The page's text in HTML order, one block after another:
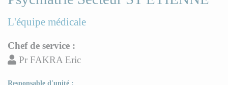
L'équipe médicale
Chef de service :
Pr FAKRA Eric
Responsable d'unité :